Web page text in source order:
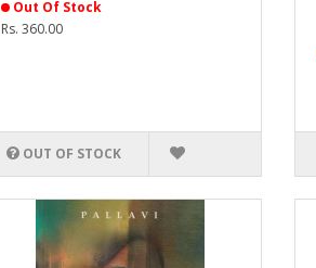
Out Of Stock
Rs. 360.00
OUT OF STOCK